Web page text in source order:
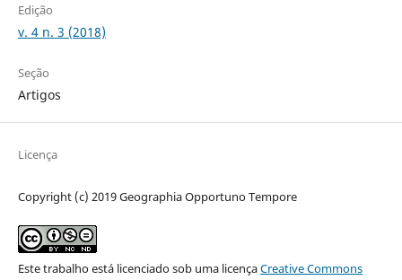
Edição
v. 4 n. 3 (2018)
Seção
Artigos
Licença
Copyright (c) 2019 Geographia Opportuno Tempore
Este trabalho está licenciado sob uma licençaCreative Commons